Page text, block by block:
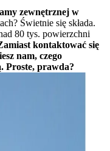
zewnętrznej w
Świetnie się składa.
80 tys. powierzchni
kontaktować się
nam, czego
Proste, prawda?